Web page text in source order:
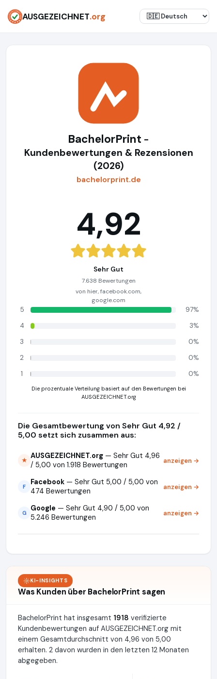
AUSGEZEICHNET.org
BachelorPrint -
Kundenbewertungen & Rezensionen
(2026)
bachelorprint.de
4,92
Sehr Gut
7.638 Bewertungen
von hier, facebook.com,
google.com
5
97%
4
3%
3
0%
2
0%
1
0%
Die prozentuale Verteilung basiert auf den Bewertungen bei
AUSGEZEICHNET.org
Die Gesamtbewertung von Sehr Gut 4,92 /
5,00 setzt sich zusammen aus:
★ AUSGEZEICHNET.org — Sehr Gut 4,96
/ 5,00 von 1.918 Bewertungen
anzeigen →
F Facebook — Sehr Gut 5,00 / 5,00 von
474 Bewertungen
anzeigen →
G Google — Sehr Gut 4,90 / 5,00 von
5.246 Bewertungen
anzeigen →
KI-INSIGHTS
Was Kunden über BachelorPrint sagen
BachelorPrint hat insgesamt 1918 verifizierte
Kundenbewertungen auf AUSGEZEICHNET.org mit
einem Gesamtdurchschnitt von 4,96 von 5,00
erhalten. 2 davon wurden in den letzten 12 Monaten
abgegeben.